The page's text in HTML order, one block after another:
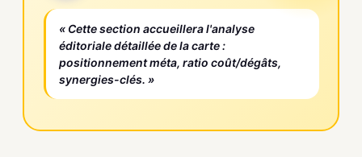
« Cette section accueillera l'analyse
éditoriale détaillée de la carte :
positionnement méta, ratio coût/dégâts,
synergies-clés. »